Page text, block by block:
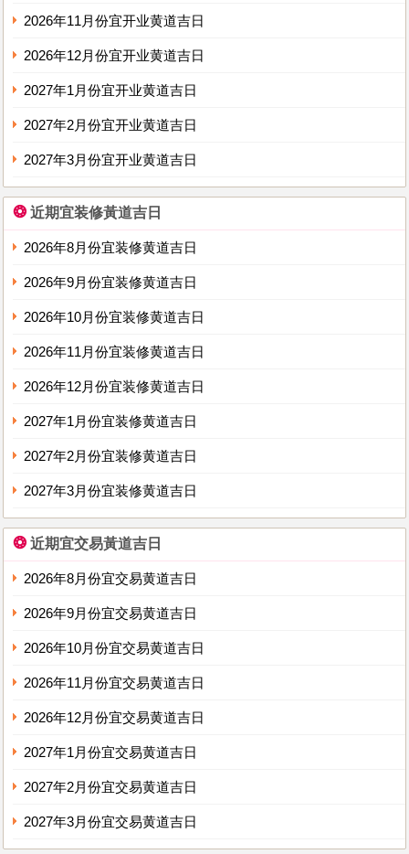
2026年11月份宜开业黄道吉日
2026年12月份宜开业黄道吉日
2027年1月份宜开业黄道吉日
2027年2月份宜开业黄道吉日
2027年3月份宜开业黄道吉日
❂ 近期宜装修黃道吉日
2026年8月份宜装修黄道吉日
2026年9月份宜装修黄道吉日
2026年10月份宜装修黄道吉日
2026年11月份宜装修黄道吉日
2026年12月份宜装修黄道吉日
2027年1月份宜装修黄道吉日
2027年2月份宜装修黄道吉日
2027年3月份宜装修黄道吉日
❂ 近期宜交易黃道吉日
2026年8月份宜交易黄道吉日
2026年9月份宜交易黄道吉日
2026年10月份宜交易黄道吉日
2026年11月份宜交易黄道吉日
2026年12月份宜交易黄道吉日
2027年1月份宜交易黄道吉日
2027年2月份宜交易黄道吉日
2027年3月份宜交易黄道吉日